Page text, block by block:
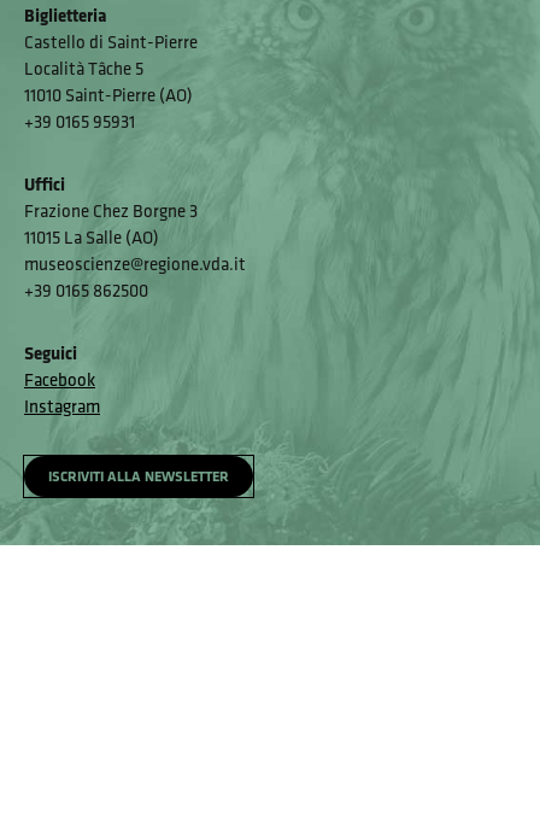
Biglietteria
Castello di Saint-Pierre
Località Tâche 5
11010 Saint-Pierre (AO)
+39 0165 95931
Uffici
Frazione Chez Borgne 3
11015 La Salle (AO)
museoscienze@regione.vda.it
+39 0165 862500
Seguici
Facebook
Instagram
ISCRIVITI ALLA NEWSLETTER